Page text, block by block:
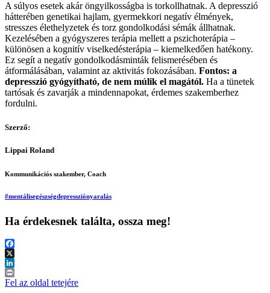
A súlyos esetek akár öngyilkosságba is torkollhatnak. A depresszió
hátterében genetikai hajlam, gyermekkori negatív élmények,
stresszes élethelyzetek és torz gondolkodási sémák állhatnak.
Kezelésében a gyógyszeres terápia mellett a pszichoterápia –
különösen a kognitív viselkedésterápia – kiemelkedően hatékony.
Ez segít a negatív gondolkodásminták felismerésében és
átformálásában, valamint az aktivitás fokozásában. Fontos: a
depresszió gyógyítható, de nem múlik el magától. Ha a tünetek
tartósak és zavarják a mindennapokat, érdemes szakemberhez
fordulni.
Szerző:
Lippai Roland
Kommunikációs szakember, Coach
#mentálisegészségdepressziónyaralás
Ha érdekesnek találta, ossza meg!
Facebook
X
LinkedIn
Print
Fel az oldal tetejére